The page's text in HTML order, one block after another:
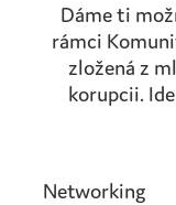
Dáme ti
rámci
zložená z
korupcii.
Networking